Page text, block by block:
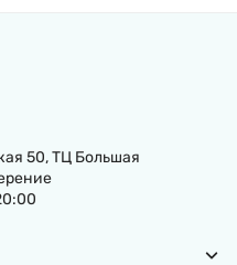
50, ТЦ Большая